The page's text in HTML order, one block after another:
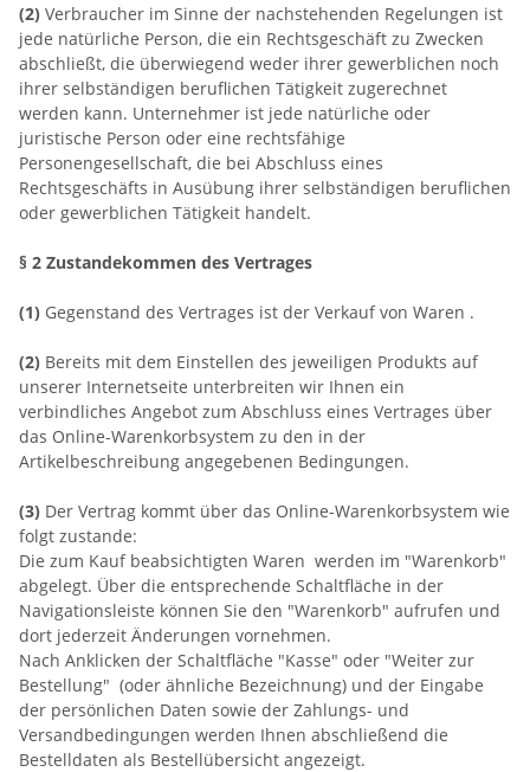
(2) Verbraucher im Sinne der nachstehenden Regelungen ist
jede natürliche Person, die ein Rechtsgeschäft zu Zwecken
abschließt, die überwiegend weder ihrer gewerblichen noch
ihrer selbständigen beruflichen Tätigkeit zugerechnet
werden kann. Unternehmer ist jede natürliche oder
juristische Person oder eine rechtsfähige
Personengesellschaft, die bei Abschluss eines
Rechtsgeschäfts in Ausübung ihrer selbständigen beruflichen
oder gewerblichen Tätigkeit handelt.
§ 2 Zustandekommen des Vertrages
(1) Gegenstand des Vertrages ist der Verkauf von Waren .
(2) Bereits mit dem Einstellen des jeweiligen Produkts auf
unserer Internetseite unterbreiten wir Ihnen ein
verbindliches Angebot zum Abschluss eines Vertrages über
das Online-Warenkorbsystem zu den in der
Artikelbeschreibung angegebenen Bedingungen.
(3) Der Vertrag kommt über das Online-Warenkorbsystem wie
folgt zustande:
Die zum Kauf beabsichtigten Waren werden im "Warenkorb"
abgelegt. Über die entsprechende Schaltfläche in der
Navigationsleiste können Sie den "Warenkorb" aufrufen und
dort jederzeit Änderungen vornehmen.
Nach Anklicken der Schaltfläche "Kasse" oder "Weiter zur
Bestellung" (oder ähnliche Bezeichnung) und der Eingabe
der persönlichen Daten sowie der Zahlungs- und
Versandbedingungen werden Ihnen abschließend die
Bestelldaten als Bestellübersicht angezeigt.